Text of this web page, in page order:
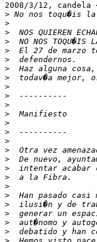
2008/3/12, candela
>
>
>
>
>
>
>
>
>
>
>
>
>
>
>
>
>
>
>
>
>
>
>
>
>